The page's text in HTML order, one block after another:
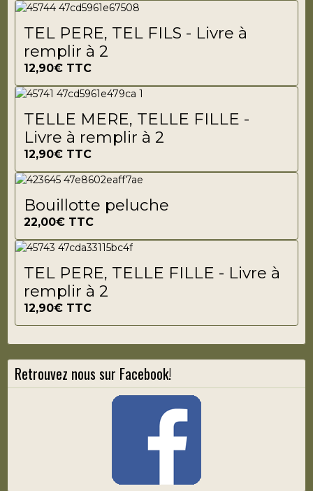
TEL PERE, TEL FILS - Livre à
remplir à 2
12,90€ TTC
TELLE MERE, TELLE FILLE -
Livre à remplir à 2
12,90€ TTC
Bouillotte peluche
22,00€ TTC
TEL PERE, TELLE FILLE - Livre à
remplir à 2
12,90€ TTC
Retrouvez nous sur Facebook!